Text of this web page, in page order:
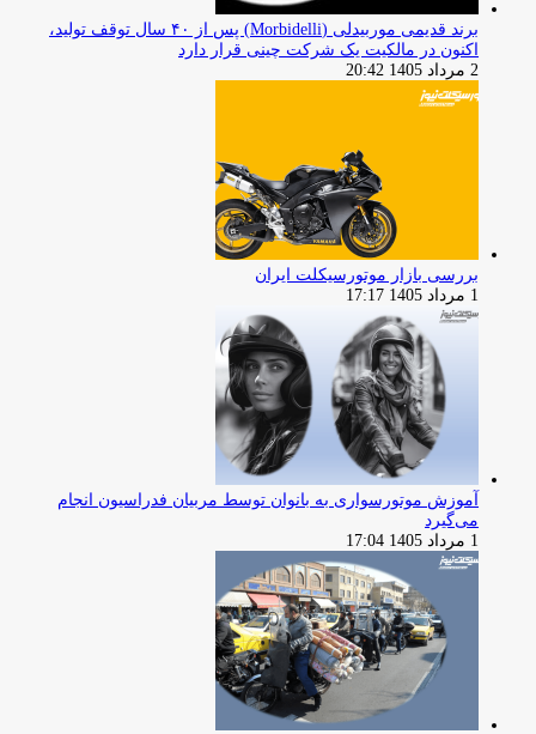
برند قدیمی موربیدلی (Morbidelli) پس از ۴۰ سال توقف تولید،
اکنون در مالکیت یک شرکت چینی قرار دارد
2 مرداد 1405 20:42
بررسی بازار موتورسیکلت ایران
1 مرداد 1405 17:17
آموزش موتورسواری به بانوان توسط مربیان فدراسیون انجام
می‌گیرد
1 مرداد 1405 17:04